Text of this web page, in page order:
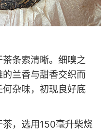
条索清晰。细嗅之
兰香与甜香交织而
杂味，初现良好底
，选用150毫升柴烧